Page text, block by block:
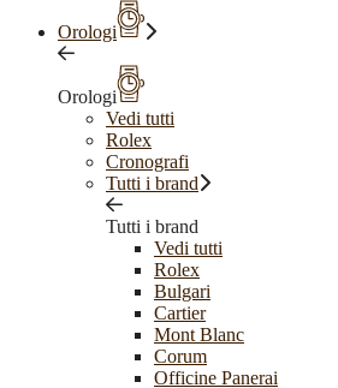
Orologi
Orologi
Vedi tutti
Rolex
Cronografi
Tutti i brand
Tutti i brand
Vedi tutti
Rolex
Bulgari
Cartier
Mont Blanc
Corum
Officine Panerai